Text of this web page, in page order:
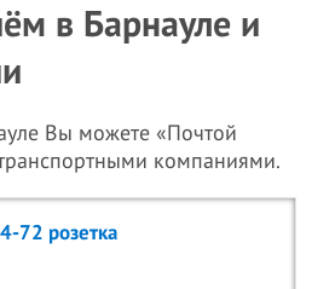
в Барнауле и
Вы можете «Почтой
компаниями.
72 розетка